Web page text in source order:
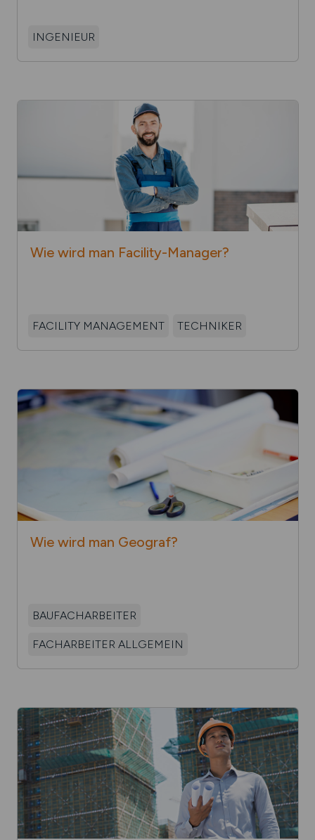
INGENIEUR
Wie wird man Facility-Manager?
FACILITY MANAGEMENT TECHNIKER
Wie wird man Geograf?
BAUFACHARBEITER
FACHARBEITER ALLGEMEIN